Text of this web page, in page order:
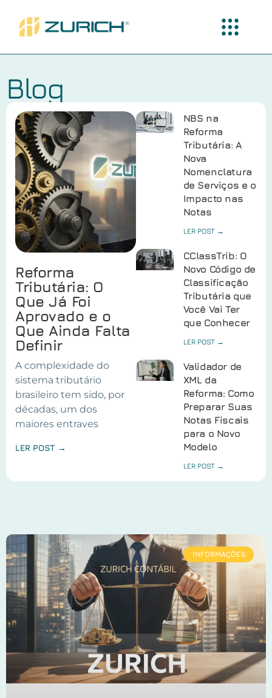
Blog
Reforma
Tributária: O
Que Já Foi
Aprovado e o
Que Ainda Falta
Definir
A complexidade do
sistema tributário
brasileiro tem sido, por
décadas, um dos
maiores entraves
LER POST →
NBS na
Reforma
Tributária: A
Nova
Nomenclatura
de Serviços e o
Impacto nas
Notas
LER POST →
CClassTrib: O
Novo Código de
Classificação
Tributária que
Você Vai Ter
que Conhecer
LER POST →
Validador de
XML da
Reforma: Como
Preparar Suas
Notas Fiscais
para o Novo
Modelo
LER POST →
INFORMAÇÕES